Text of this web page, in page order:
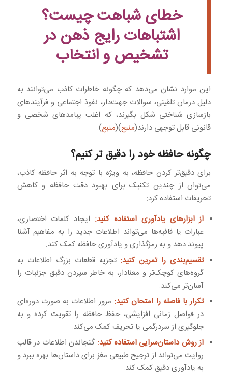
خطای شباهت چیست؟
اشتباهات رایج ذهن در
تشخیص و انتخاب
این موارد نشان می‌دهد که چگونه خاطرات کاذب می‌توانند به
دلیل درمان تلقینی، سوالات جهت‌دار، نفوذ اجتماعی و فرآیندهای
بازسازی شناختی شکل بگیرند، که اغلب پیامدهای شخصی و
قانونی قابل توجهی دارند(منبع)(منبع).
چگونه حافظه خود را دقیق تر کنیم؟
برای دقیق‌تر کردن حافظه، به ویژه با توجه به اثر حافظه کاذب،
می‌توان از چندین تکنیک برای بهبود دقت حافظه و کاهش
تحریفات استفاده کرد:
از ابزارهای یادآوری استفاده کنید: ایجاد کلمات اختصاری،
عبارات یا قافیه‌ها می‌تواند اطلاعات جدید را به مفاهیم آشنا
پیوند دهد و به رمزگذاری و یادآوری حافظه کمک کند.
تقسیم‌بندی را تمرین کنید: تجزیه قطعات بزرگ اطلاعات به
گروه‌های کوچک‌تر و معنادار، به خاطر سپردن دقیق جزئیات را
آسان‌تر می‌کند.
تکرار با فاصله را امتحان کنید: مرور اطلاعات به صورت دوره‌ای
در فواصل زمانی افزایشی، حفظ حافظه را تقویت کرده و به
جلوگیری از سردرگمی یا تحریف کمک می‌کند.
از روش داستان‌سرایی استفاده کنید: گنجاندن اطلاعات در قالب
روایت می‌تواند از ترجیح طبیعی مغز برای داستان‌ها بهره ببرد و
به یادآوری دقیق کمک کند.